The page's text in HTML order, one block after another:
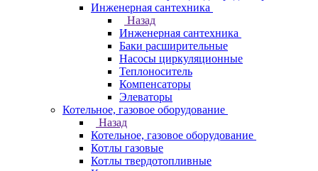
Инженерная сантехника
Назад
Инженерная сантехника
Баки расширительные
Насосы циркуляционные
Теплоноситель
Компенсаторы
Элеваторы
Котельное, газовое оборудование
Назад
Котельное, газовое оборудование
Котлы газовые
Котлы твердотопливные